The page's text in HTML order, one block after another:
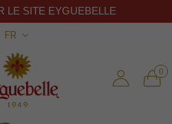
FR
0
LE SITE EYGUEBELLE